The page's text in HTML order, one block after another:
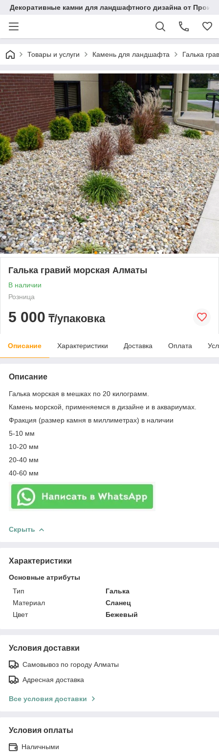
Декоративные камни для ландшафтного дизайна от
Товары и услуги Камень для ландшафта Галька
Галька гравий морская Алматы
В наличии
Розница
5 000 ₸/упаковка
Описание Характеристики Доставка Оплата
Описание
Галька морская в мешках по 20 килограмм.
Камень морской, применяемся в дизайне и в аквариумах.
Фракция (размер камня в миллиметрах) в наличии
5-10 мм
10-20 мм
20-40 мм
40-60 мм
Скрыть
Характеристики
Основные атрибуты
Тип
Галька
Материал
Сланец
Цвет
Бежевый
Условия доставки
Самовывоз по городу Алматы
Адресная доставка
Все условия доставки
Условия оплаты
Наличными